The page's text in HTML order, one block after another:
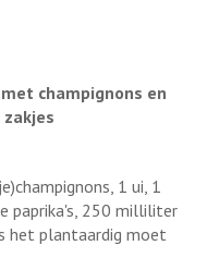
champignons en
1 ui, 1
paprika's, 250 milliliter
het plantaardig moet